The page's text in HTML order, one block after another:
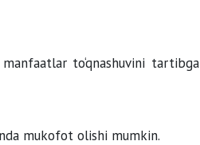
to‘qnashuvini tartibga
mukofot olishi mumkin.